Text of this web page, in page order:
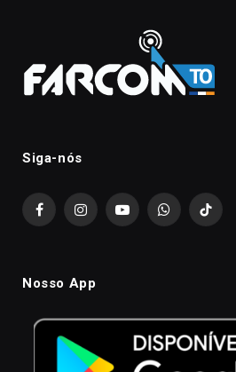
Siga-nós
FacebookInstagramYouTubeWhatsAppTikTok
Nosso App